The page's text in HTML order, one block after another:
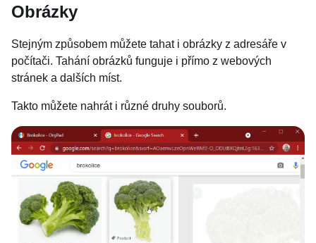
Obrázky
Stejným způsobem můžete tahat i obrázky z adresáře v
počítači. Tahání obrázků funguje i přímo z webových
stránek a dalších míst.
Takto můžete nahrát i různé druhy souborů.